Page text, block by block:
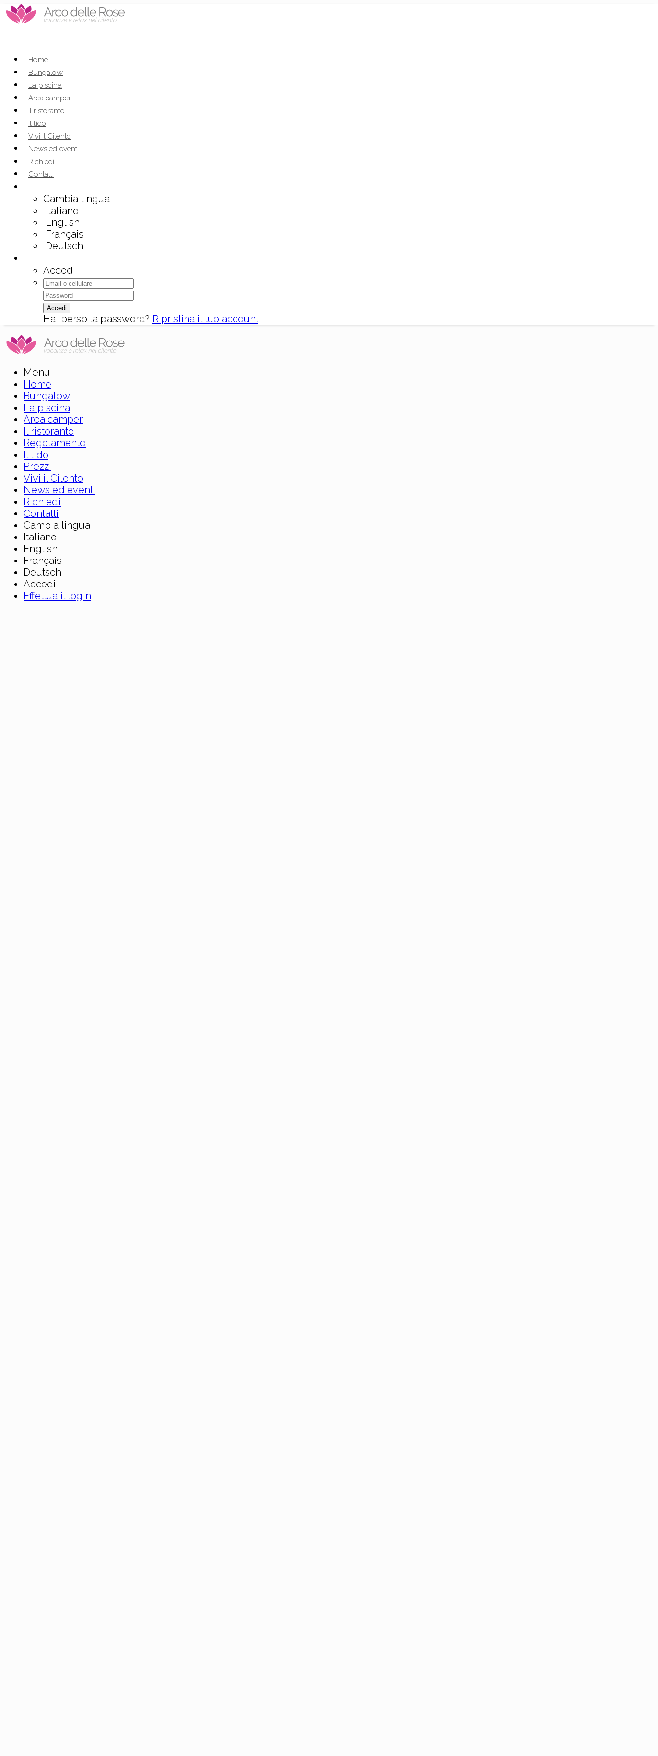
Home
Bungalow
La piscina
Area camper
Il ristorante
Il lido
Vivi il Cilento
News ed eventi
Richiedi
Contatti
Cambia lingua
Italiano
English
Français
Deutsch
Accedi
Accedi
Hai perso la password? Ripristina il tuo account
Menu
Home
Bungalow
La piscina
Area camper
Il ristorante
Regolamento
Il lido
Prezzi
Vivi il Cilento
News ed eventi
Richiedi
Contatti
Cambia lingua
Italiano
English
Français
Deutsch
Accedi
Effettua il login